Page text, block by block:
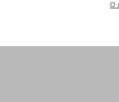
О